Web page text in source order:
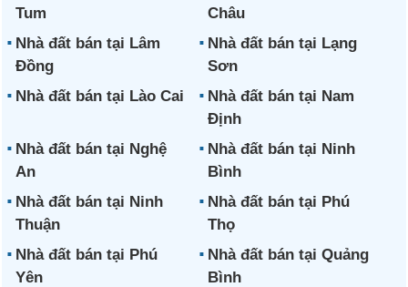
Tum
Châu
Nhà đất bán tại Lâm
Đồng
Nhà đất bán tại Lạng
Sơn
Nhà đất bán tại Lào Cai
Nhà đất bán tại Nam
Định
Nhà đất bán tại Nghệ
An
Nhà đất bán tại Ninh
Bình
Nhà đất bán tại Ninh
Thuận
Nhà đất bán tại Phú
Thọ
Nhà đất bán tại Phú
Yên
Nhà đất bán tại Quảng
Bình